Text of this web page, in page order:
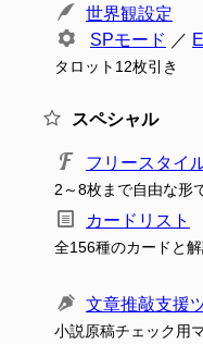
世界観設定
SPモード ／
タロット12枚引き
スペシャル
フリースタイ
2～8枚まで自由な形
カードリスト
全156種のカードと
文章推敲支援
小説原稿チェック用